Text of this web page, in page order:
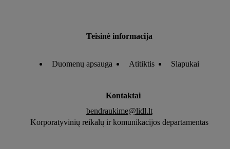
Teisinė informacija
Duomenų apsauga Atitiktis Slapukai
Kontaktai
bendraukime@lidl.lt
Korporatyvinių reikalų ir komunikacijos departamentas